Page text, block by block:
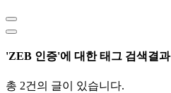
'ZEB 인증'에 대한 태그 검색결과
총 2건의 글이 있습니다.